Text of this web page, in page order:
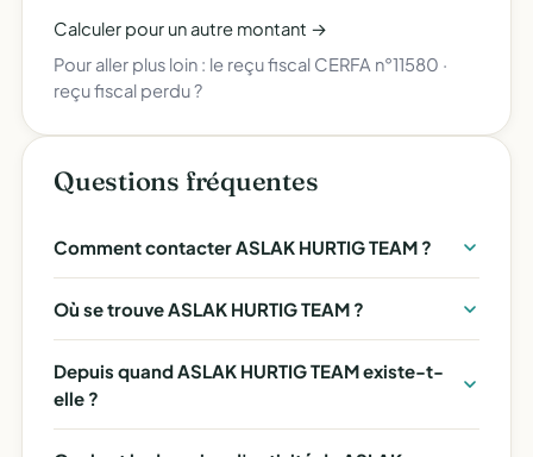
Calculer pour un autre montant →
Pour aller plus loin : le reçu fiscal CERFA n°11580 ·
reçu fiscal perdu ?
Questions fréquentes
Comment contacter ASLAK HURTIG TEAM ?
Où se trouve ASLAK HURTIG TEAM ?
Depuis quand ASLAK HURTIG TEAM existe-t-
elle ?